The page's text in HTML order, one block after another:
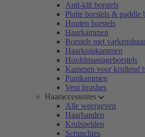
Anti-klit borstels
Platte borstels & paddle
Houten borstels
Haarkammen
Borstels met varkenshaar
Haarknipkammen
Hoofdmassageborstels
Kammen voor krullend
Puntkammen
Vent brushes
Haaraccessoires
Alle weergeven
Haarbanden
Krulspelden
Scrunchies